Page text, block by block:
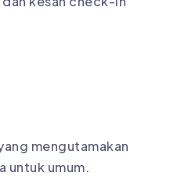
mengutamakan
untuk umum.